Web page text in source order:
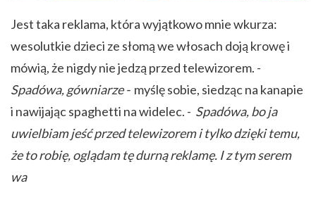
Jest taka reklama, która wyjątkowo mnie wkurza:
wesolutkie dzieci ze słomą we włosach doją krowę i
mówią, że nigdy nie jedzą przed telewizorem. -
Spadówa, gówniarze - myślę sobie, siedząc na kanapie
i nawijając spaghetti na widelec. - Spadówa, bo ja
uwielbiam jeść przed telewizorem i tylko dzięki temu,
że to robię, oglądam tę durną reklamę. I z tym serem
wa